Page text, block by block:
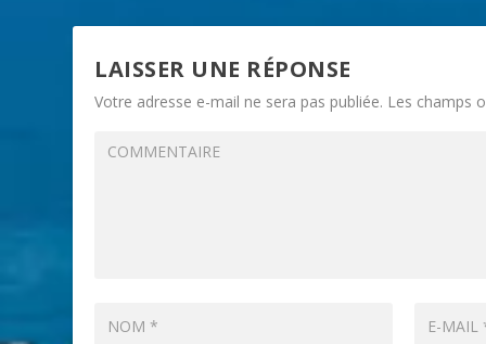
LAISSER UNE RÉPONSE
Votre adresse e-mail ne sera pas publiée. Les champs